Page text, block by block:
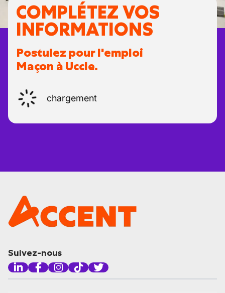
COMPLÉTEZ VOS
INFORMATIONS
Postulez pour l'emploi
Maçon à Uccle.
chargement
Suivez-nous